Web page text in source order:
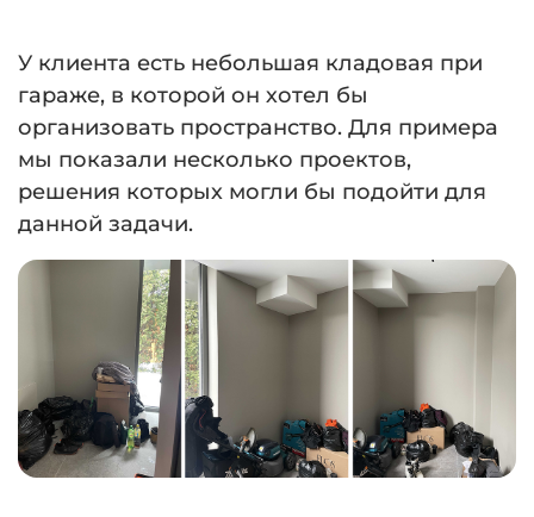
У клиента есть небольшая кладовая при
гараже, в которой он хотел бы
организовать пространство. Для примера
мы показали несколько проектов,
решения которых могли бы подойти для
данной задачи.